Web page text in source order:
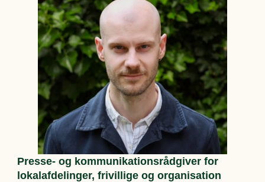
Presse- og kommunikationsrådgiver for
lokalafdelinger, frivillige og organisation